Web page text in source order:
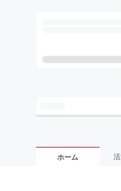
ホーム